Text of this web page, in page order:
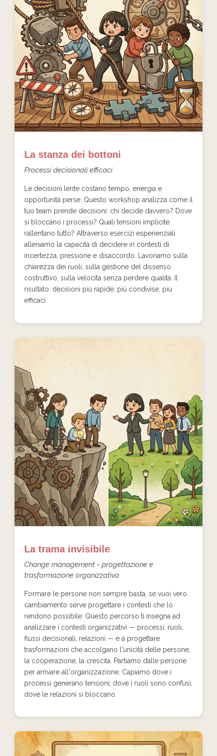
La stanza dei bottoni
Processi decisionali efficaci
Le decisioni lente costano tempo, energia e
opportunità perse. Questo workshop analizza come il
tuo team prende decisioni: chi decide davvero? Dove
si bloccano i processi? Quali tensioni implicite
rallentano tutto? Attraverso esercizi esperienziali
alleniamo la capacità di decidere in contesti di
incertezza, pressione e disaccordo. Lavoriamo sulla
chiarezza dei ruoli, sulla gestione del dissenso
costruttivo, sulla velocità senza perdere qualità. Il
risultato: decisioni più rapide, più condivise, più
efficaci.
La trama invisibile
Change management - progettazione e
trasformazione organizzativa
Formare le persone non sempre basta, se vuoi vero
cambiamento serve progettare i contesti che lo
rendono possibile. Questo percorso ti insegna ad
analizzare i contesti organizzativi — processi, ruoli,
flussi decisionali, relazioni — e a progettare
trasformazioni che accolgano l'unicità delle persone,
la cooperazione, la crescita. Partiamo dalle persone
per arrivare all'organizzazione. Capiamo dove i
processi generano tensioni, dove i ruoli sono confusi,
dove le relazioni si bloccano.